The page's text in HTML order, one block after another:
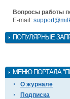
Вопросы работы
E-mail:
ПОПУЛЯРНЫЕ
МЕНЮ ПОРТАЛА
О журнале
Подписка